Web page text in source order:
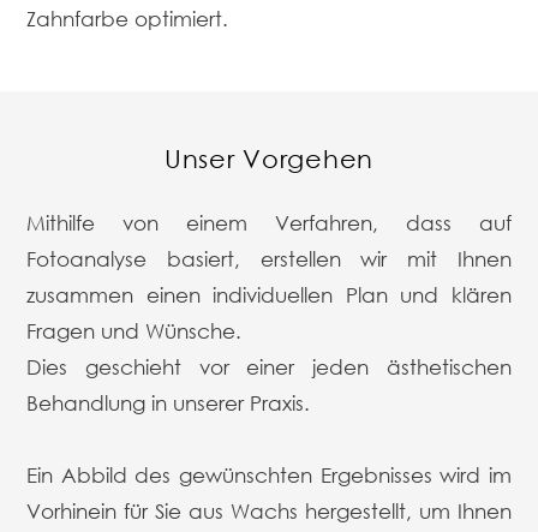
Zahnfarbe optimiert.
Unser Vorgehen
Mithilfe von einem Verfahren, dass auf
Fotoanalyse basiert, erstellen wir mit Ihnen
zusammen einen individuellen Plan und klären
Fragen und Wünsche.
Dies geschieht vor einer jeden ästhetischen
Behandlung in unserer Praxis.
Ein Abbild des gewünschten Ergebnisses wird im
Vorhinein für Sie aus Wachs hergestellt, um Ihnen